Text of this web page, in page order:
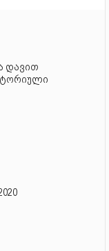
დავით